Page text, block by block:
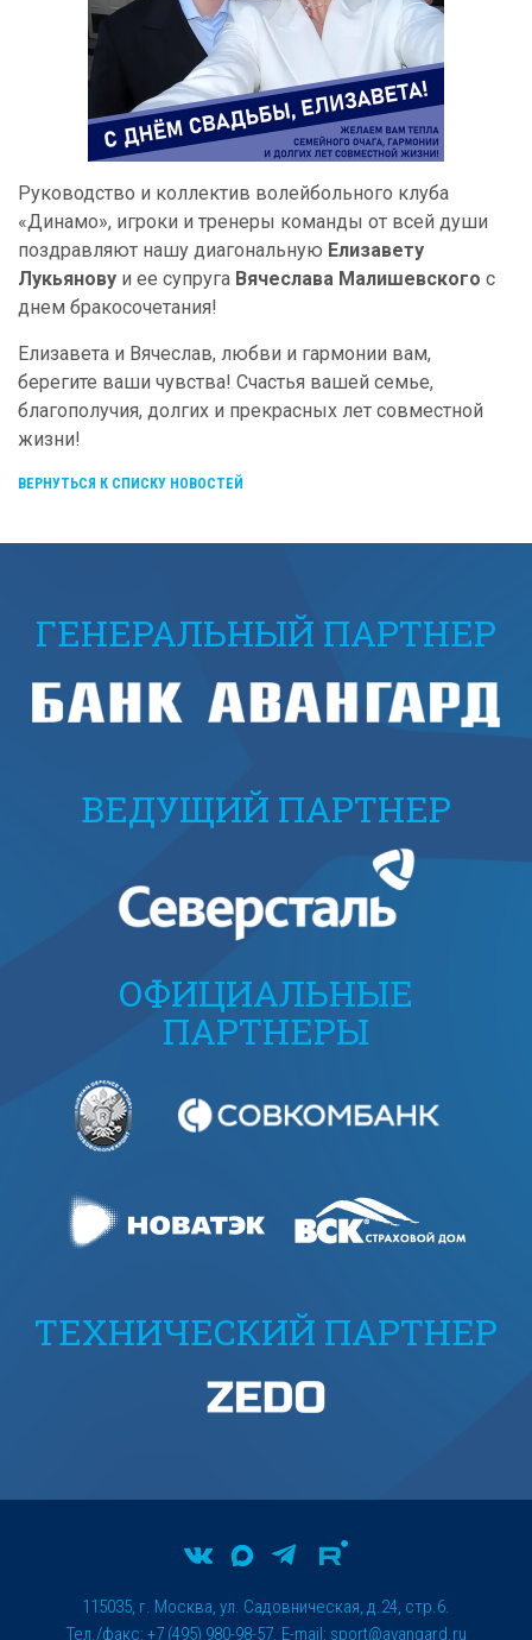
Руководство и коллектив волейбольного клуба
«Динамо», игроки и тренеры команды от всей души
поздравляют нашу диагональную Елизавету
Лукьянову и ее супруга Вячеслава Малишевского с
днем бракосочетания!
Елизавета и Вячеслав, любви и гармонии вам,
берегите ваши чувства! Счастья вашей семье,
благополучия, долгих и прекрасных лет совместной
жизни!
ВЕРНУТЬСЯ К СПИСКУ НОВОСТЕЙ
ГЕНЕРАЛЬНЫЙ ПАРТНЕР
ВЕДУЩИЙ ПАРТНЕР
ОФИЦИАЛЬНЫЕ
ПАРТНЕРЫ
ТЕХНИЧЕСКИЙ ПАРТНЕР
115035, г. Москва, ул. Садовническая, д.24, стр.6.
Тел./факс: +7 (495) 980-98-57. E-mail: sport@avangard.ru